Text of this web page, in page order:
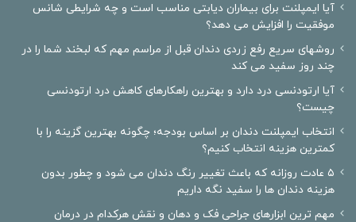
آیا ایمپلنت برای بیماران دیابتی مناسب است و چه شرایطی شانس
موفقیت را افزایش می دهد؟
روشهای سریع رفع زردی دندان قبل از مراسم مهم که لبخند شما را در
چند روز سفید می کند
آیا ارتودنسی درد دارد و بهترین راهکارهای کاهش درد ارتودنسی
چیست؟
انتخاب ایمپلنت دندان بر اساس بودجه؛ چگونه بهترین گزینه را با
کمترین هزینه انتخاب کنیم؟
۵ عادت روزانه که باعث تغییر رنگ دندان می شود و چطور بدون
هزینه دندان ها را سفید نگه داریم
مهم ترین ابزارهای جراحی فک و دهان و نقش هرکدام در درمان